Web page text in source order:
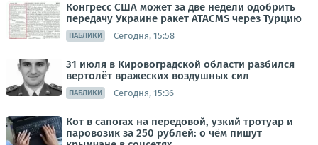
Конгресс США может за две недели одобрить
передачу Украине ракет ATACMS через Турцию
ПАБЛИКИ Сегодня, 15:58
31 июля в Кировоградской области разбился
вертолёт вражеских воздушных сил
ПАБЛИКИ Сегодня, 15:36
Кот в сапогах на передовой, узкий тротуар и
паровозик за 250 рублей: о чём пишут